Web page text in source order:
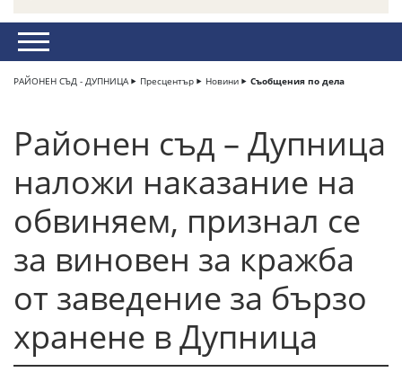
РАЙОНЕН СЪД - ДУПНИЦА Пресцентър Новини Съобщения по дела
Районен съд – Дупница
наложи наказание на
обвиняем, признал се
за виновен за кражба
от заведение за бързо
хранене в Дупница